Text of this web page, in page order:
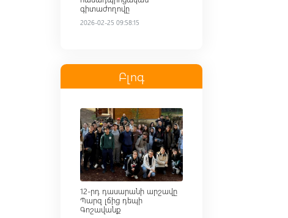
գիտաժողովը
2026-02-25 09:58:15
Բլոգ
Read more
12-րդ դասարանի արշավը
Պարզ լճից դեպի
Գոշավանք